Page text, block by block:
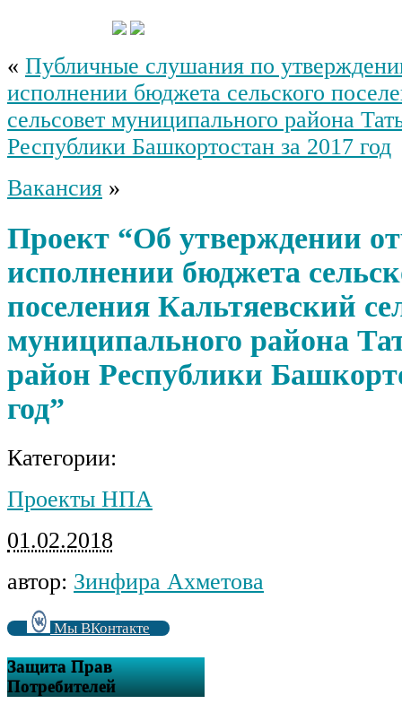
« Публичные слушания по
исполнении бюджета сельского
сельсовет муниципального района
Республики Башкортостан за 2017 год
Вакансия »
Проект “Об утверждении
исполнении бюджета
поселения Кальтяевский
муниципального района
район Республики
год”
Категории:
Проекты НПА
01.02.2018
автор: Зинфира Ахметова
Мы ВКонтакте
Защита Прав
Потребителей